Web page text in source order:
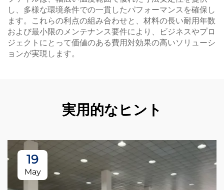
し、多様な環境条件での一貫したパフォーマンスを確保し
ます。これらの利点の組み合わせと、材料の長い耐用年数
および最小限のメンテナンス要件により、ビジネスやプロ
ジェクトにとって価値のある費用対効果の高いソリューシ
ョンが実現します。
実用的なヒント
19
May